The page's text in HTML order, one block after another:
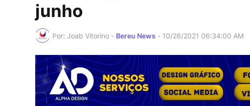
junho
Por: Joab Vitorino - Bereu News - 10/26/2021 06:34:00 AM